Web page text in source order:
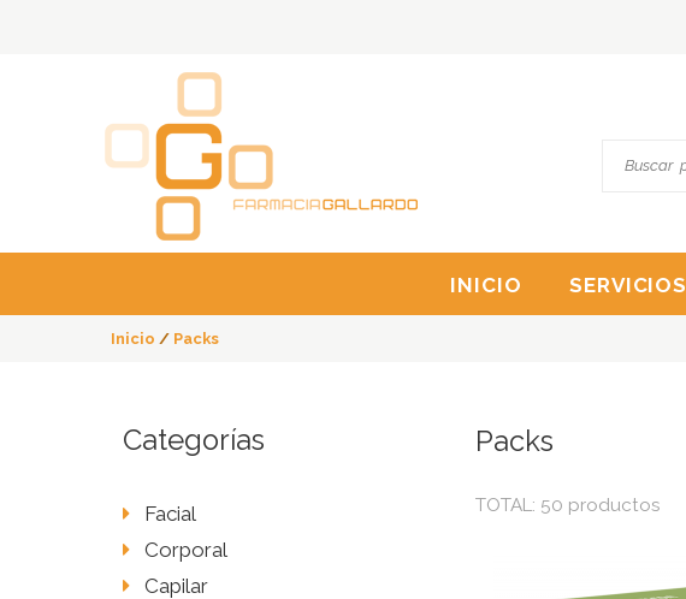
INICIO SERVICIOS
Inicio / Packs
Packs
TOTAL: 50 productos
Categorías
Facial
Corporal
Capilar